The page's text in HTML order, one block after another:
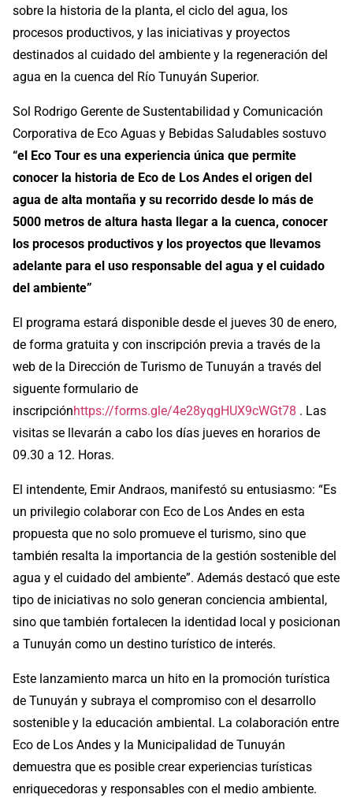
sobre la historia de la planta, el ciclo del agua, los
procesos productivos, y las iniciativas y proyectos
destinados al cuidado del ambiente y la regeneración del
agua en la cuenca del Río Tunuyán Superior.
Sol Rodrigo Gerente de Sustentabilidad y Comunicación
Corporativa de Eco Aguas y Bebidas Saludables sostuvo
“el Eco Tour es una experiencia única que permite
conocer la historia de Eco de Los Andes el origen del
agua de alta montaña y su recorrido desde lo más de
5000 metros de altura hasta llegar a la cuenca, conocer
los procesos productivos y los proyectos que llevamos
adelante para el uso responsable del agua y el cuidado
del ambiente”
El programa estará disponible desde el jueves 30 de enero,
de forma gratuita y con inscripción previa a través de la
web de la Dirección de Turismo de Tunuyán a través del
siguente formulario de
inscripciónhttps://forms.gle/4e28yqgHUX9cWGt78 . Las
visitas se llevarán a cabo los días jueves en horarios de
09.30 a 12. Horas.
El intendente, Emir Andraos, manifestó su entusiasmo: “Es
un privilegio colaborar con Eco de Los Andes en esta
propuesta que no solo promueve el turismo, sino que
también resalta la importancia de la gestión sostenible del
agua y el cuidado del ambiente”. Además destacó que este
tipo de iniciativas no solo generan conciencia ambiental,
sino que también fortalecen la identidad local y posicionan
a Tunuyán como un destino turístico de interés.
Este lanzamiento marca un hito en la promoción turística
de Tunuyán y subraya el compromiso con el desarrollo
sostenible y la educación ambiental. La colaboración entre
Eco de Los Andes y la Municipalidad de Tunuyán
demuestra que es posible crear experiencias turísticas
enriquecedoras y responsables con el medio ambiente.